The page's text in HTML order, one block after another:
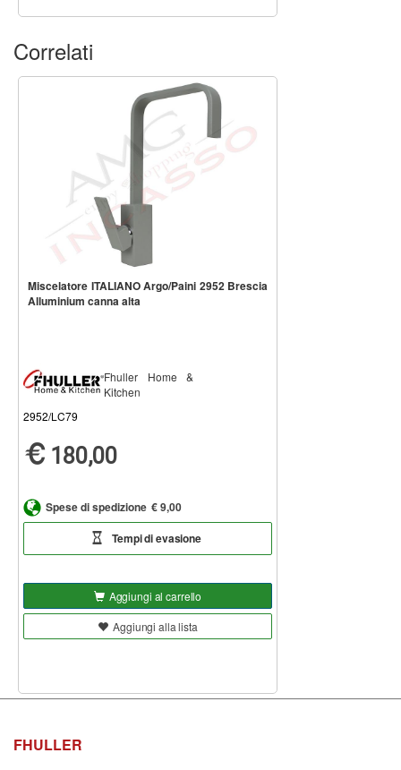
Correlati
Miscelatore ITALIANO Argo/Paini 2952 Brescia
Alluminium canna alta
Fhuller Home &
Kitchen
2952/LC79
180,00
Spese di spedizione € 9,00
Tempi di evasione
Aggiungi al carrello
Aggiungi alla lista
FHULLER